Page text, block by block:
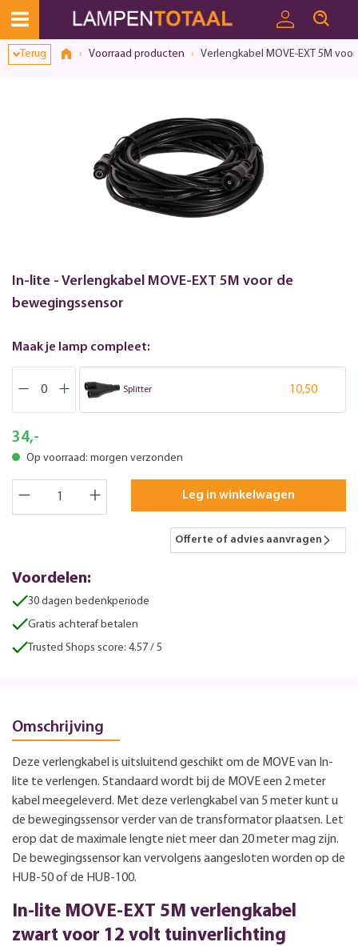
Terug Voorraad producten Verlengkabel MOVE-EXT 5M
In-lite - Verlengkabel MOVE-EXT 5M voor de
bewegingssensor
Maak je lamp compleet:
Splitter 10,50
34,-
Op voorraad: morgen verzonden
Leg in winkelwagen
Offerte of advies aanvragen
Voordelen:
30 dagen bedenkperiode
Gratis achteraf betalen
Trusted Shops score: 4.57 / 5
Omschrijving
Deze verlengkabel is uitsluitend geschikt om de MOVE van In-
lite te verlengen. Standaard wordt bij de MOVE een 2 meter
kabel meegeleverd. Met deze verlengkabel van 5 meter kunt u
de bewegingssensor verder van de transformator plaatsen. Let
erop dat de maximale lengte niet meer dan 20 meter mag zijn.
De bewegingssensor kan vervolgens aangesloten worden op de
HUB-50 of de HUB-100.
In-lite MOVE-EXT 5M verlengkabel
zwart voor 12 volt tuinverlichting